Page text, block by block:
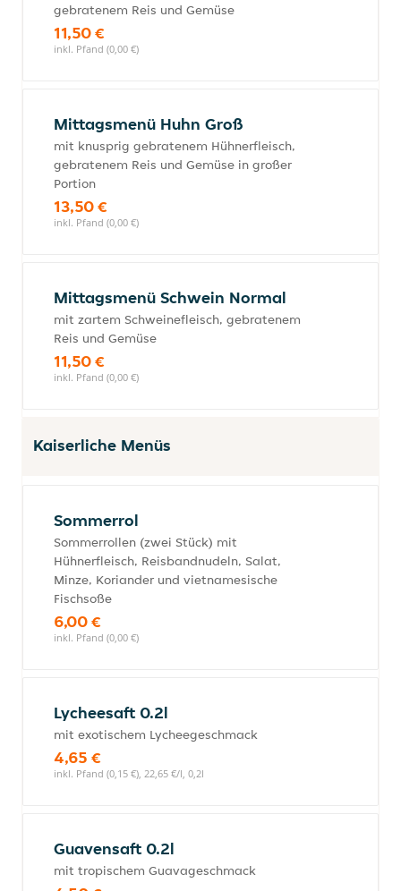
gebratenem Reis und Gemüse
11,50 €
inkl. Pfand (0,00 €)
Mittagsmenü Huhn Groß
mit knusprig gebratenem Hühnerfleisch,
gebratenem Reis und Gemüse in großer
Portion
13,50 €
inkl. Pfand (0,00 €)
Mittagsmenü Schwein Normal
mit zartem Schweinefleisch, gebratenem
Reis und Gemüse
11,50 €
inkl. Pfand (0,00 €)
Kaiserliche Menüs
Sommerrol
Sommerrollen (zwei Stück) mit
Hühnerfleisch, Reisbandnudeln, Salat,
Minze, Koriander und vietnamesische
Fischsoße
6,00 €
inkl. Pfand (0,00 €)
Lycheesaft 0.2l
mit exotischem Lycheegeschmack
4,65 €
inkl. Pfand (0,15 €), 22,65 €/l, 0,2l
Guavensaft 0.2l
mit tropischem Guavageschmack